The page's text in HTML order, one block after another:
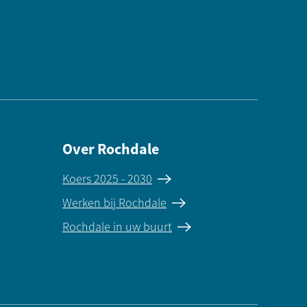
Over Rochdale
Koers 2025 - 2030
Werken bij Rochdale
Rochdale in uw buurt